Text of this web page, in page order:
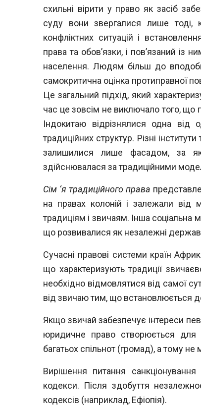
схильні вірити у право як засіб
суду вони звергалися лише тоді,
конфліктних ситуацій і
права та обов’язки, і пов’язаний із
населення. Людям більш до
самокритична оцінка протиправної
Це загальний підхід, який
час це зовсім не виключало того, що
Індокитаю відрізнялися одна
традиційних структур. Різні
залишилися лише фасадом, за
здійснювалася за традиційними
Сім ‘я традиційного права
на правах колоній і залежали від
традиціям і звичаям. Інша соціальна
що розвивалися як незалежні
Сучасні правові системи країн
що характеризують традиції
необхідно відмовлятися від самої
від звичаю тим, що встановлюється
Якщо звичай забезпечує інтереси
юридичне право створюється для
багатьох спільнот (громад), а тому не
Вирішення питання
кодекси. Після здобуття
кодексів (наприклад, Ефіопія).